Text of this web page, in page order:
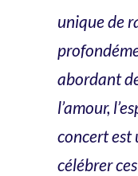
unique de
abordant
l’amour,
concert est
célébrer